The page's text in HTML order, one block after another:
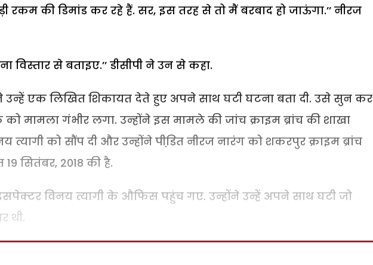
की डिमांड कर रहे हैं. सर, इस तरह से तो मैं बरबाद हो जाऊंगा.’’ नीरज
विस्तार से बताइए.’’ डीसीपी ने उन से कहा.
उन्हें एक लिखित शिकायत देते हुए अपने साथ घटी घटना बता दी. उसे सुन कर
को मामला गंभीर लगा. उन्होंने इस मामले की जांच क्राइम ब्रांच की शाखा
को सौंप दी और उन्होंने पीडि़त नीरज नारंग को शकरपुर क्राइम ब्रांच
सितंबर, 2018 की है.
इंसपेक्टर विनय त्यागी के औफिस पहुंच गए. उन्होंने उन्हें अपने साथ घटी जो
थी.